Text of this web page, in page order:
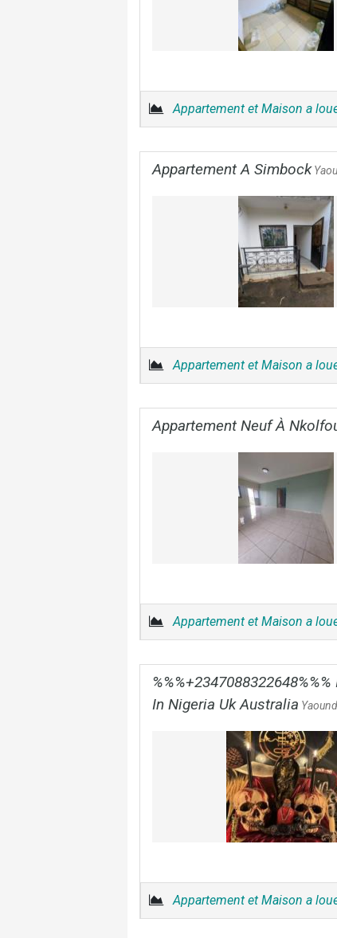
Appartement et Maison a
Appartement A Simbock
Appartement et Maison a
Appartement Neuf À
Appartement et Maison a
In Nigeria Uk Australia
Appartement et Maison a